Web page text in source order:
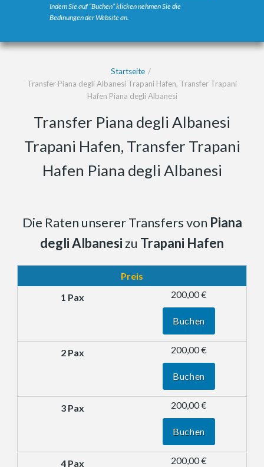
Indem Sie auf “Buchen” klicken nehmen Sie die
Bedinungen der Website an.
Startseite
Transfer Piana degli Albanesi Trapani Hafen, Transfer Trapani
Hafen Piana degli Albanesi
Transfer Piana degli Albanesi
Trapani Hafen, Transfer Trapani
Hafen Piana degli Albanesi
Die Raten unserer Transfers von Piana
degli Albanesi zu Trapani Hafen
Preis
200,00 €
Buchen
200,00 €
Buchen
200,00 €
Buchen
200,00 €